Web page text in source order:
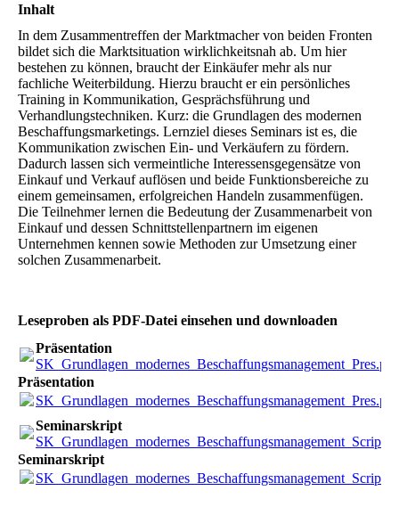
Inhalt
In dem Zusammentreffen der Marktmacher von beiden Fronten
bildet sich die Marktsituation wirklichkeitsnah ab. Um hier
bestehen zu können, braucht der Einkäufer mehr als nur
fachliche Weiterbildung. Hierzu braucht er ein persönliches
Training in Kommunikation, Gesprächsführung und
Verhandlungstechniken. Kurz: die Grundlagen des modernen
Beschaffungsmarketings. Lernziel dieses Seminars ist es, die
Kommunikation zwischen Ein- und Verkäufern zu fördern.
Dadurch lassen sich vermeintliche Interessensgegensätze von
Einkauf und Verkauf auflösen und beide Funktionsbereiche zu
einem gemeinsamen, erfolgreichen Handeln zusammenfügen.
Die Teilnehmer lernen die Bedeutung der Zusammenarbeit von
Einkauf und dessen Schnittstellenpartnern im eigenen
Unternehmen kennen sowie Methoden zur Umsetzung einer
solchen Zusammenarbeit.
Leseproben als PDF-Datei einsehen und downloaden
Präsentation
SK_Grundlagen_modernes_Beschaffungsmanagement_Pres.pdf
Präsentation
SK_Grundlagen_modernes_Beschaffungsmanagement_Pres.pdf
Seminarskript
Seminarskript